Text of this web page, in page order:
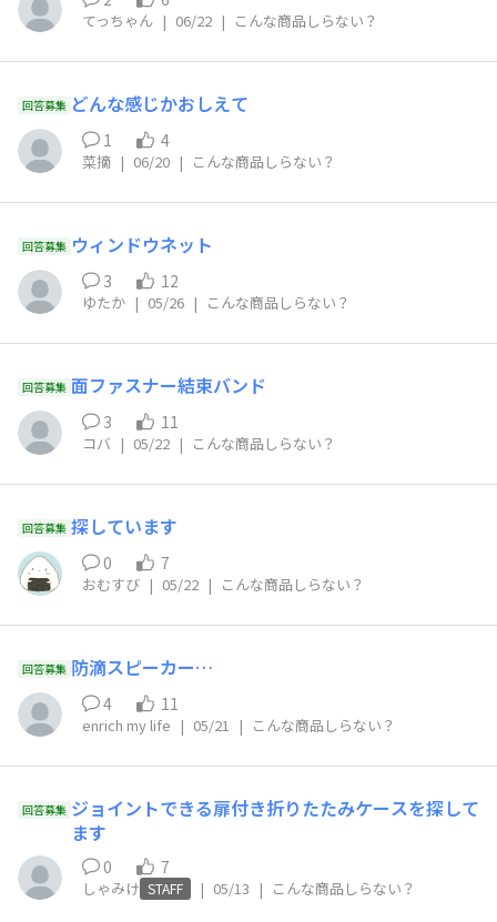
てっちゃん | 06/22 | こんな商品しらない？
回答募集 どんな感じかおしえて
1 4
菜摘 | 06/20 | こんな商品しらない？
回答募集 ウィンドウネット
3 12
ゆたか | 05/26 | こんな商品しらない？
回答募集 面ファスナー結束バンド
3 11
コバ | 05/22 | こんな商品しらない？
回答募集 探しています
0 7
おむすび | 05/22 | こんな商品しらない？
回答募集 防滴スピーカー…
4 11
enrich my life | 05/21 | こんな商品しらない？
回答募集 ジョイントできる扉付き折りたたみケースを探して
ます
0 7
しゃみけ STAFF | 05/13 | こんな商品しらない？